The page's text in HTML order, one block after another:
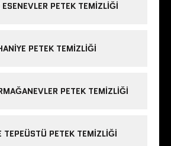
PETEK TEMIZLIĞI
PETEK TEMIZLIĞI
PETEK TEMIZLIĞI
TEPEÜSTÜ PETEK TEMIZLIĞI